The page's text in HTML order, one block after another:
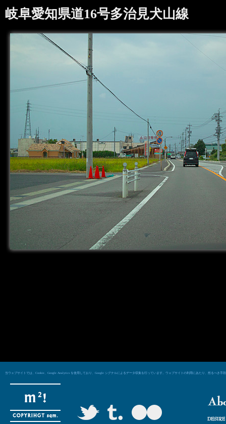
岐阜愛知県道16号多治見犬山線
当ウェブサイトでは、Cookie、Google Analytics を使用しており、Google シグナルによるデータ収集を行っています。ウェブサイトの利用にあたり、然るべき